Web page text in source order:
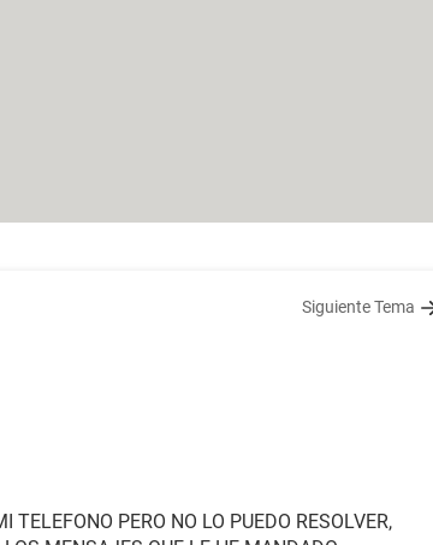
Siguiente Tema
TELEFONO PERO NO LO PUEDO RESOLVER,